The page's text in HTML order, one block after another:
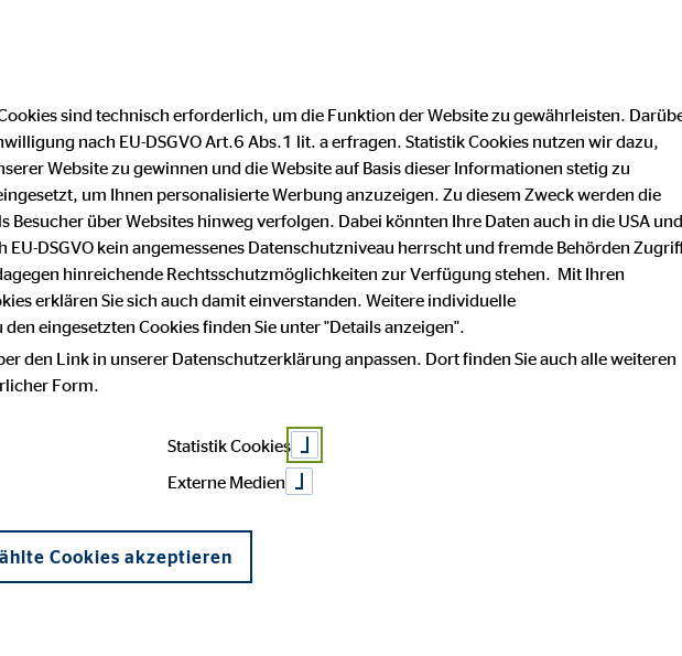
sind technisch erforderlich, um die Funktion der Website zu gewährleisten.
nach EU-DSGVO Art.6 Abs.1 lit. a erfragen. Statistik Cookies nutzen wir dazu,
Website zu gewinnen und die Website auf Basis dieser Informationen stetig zu
um Ihnen personalisierte Werbung anzuzeigen. Zu diesem Zweck werden die
Besucher über Websites hinweg verfolgen. Dabei könnten Ihre Daten auch in die USA und
DSGVO kein angemessenes Datenschutzniveau herrscht und fremde Behörden
hinreichende Rechtsschutzmöglichkeiten zur Verfügung stehen. Mit Ihren
erklären Sie sich auch damit einverstanden. Weitere individuelle
eingesetzten Cookies finden Sie unter "Details anzeigen".
den Link in unserer Datenschutzerklärung anpassen. Dort finden Sie auch alle weiteren
Form.
Statistik Cookies
Externe Medien
Cookies akzeptieren